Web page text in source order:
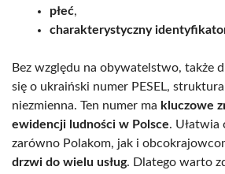
płeć,
charakterystyczny
Bez względu na obywatelstwo, także
się o ukraiński numer PESEL,
niezmienna. Ten numer ma kluczowe
ewidencji ludności w Polsce. Ułatwia
zarówno Polakom, jak i
drzwi do wielu usług. Dlatego warto